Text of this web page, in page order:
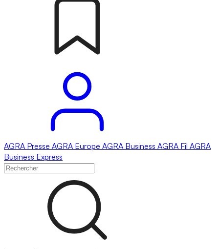
AGRA Presse AGRA Europe AGRA Business AGRA Fil AGRA
Business Express